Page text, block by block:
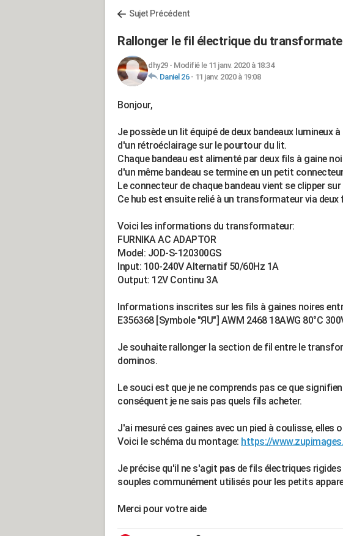
Sujet Précédent
Rallonger le fil électrique du
dhy29- Modifié le 11 janv. 2020 à 18:34
Daniel 26- 11 janv. 2020 à 19:08
Bonjour,
Je possède un lit équipé de deux bandeaux lumineux
d'un rétroéclairage sur le pourtour du lit.
Chaque bandeau est alimenté par deux fils à gaine
d'un même bandeau se termine en un petit
Le connecteur de chaque bandeau vient se clipper
Ce hub est ensuite relié à un transformateur via
Voici les informations du transformateur:
FURNIKA AC ADAPTOR
Model: JOD-S-120300GS
Input: 100-240V Alternatif 50/60Hz 1A
Output: 12V Continu 3A
Informations inscrites sur les fils à gaines noires
E356368 [Symbole "ЯU"] AWM 2468 18AWG 80°C
Je souhaite rallonger la section de fil entre le
dominos.
Le souci est que je ne comprends pas ce que
conséquent je ne sais pas quels fils acheter.
J'ai mesuré ces gaines avec un pied à coulisse, elles
Voici le schéma du montage: https://
Je précise qu'il ne s'agit pasde fils électriques
souples communément utilisés pour les petits
Merci pour votre aide